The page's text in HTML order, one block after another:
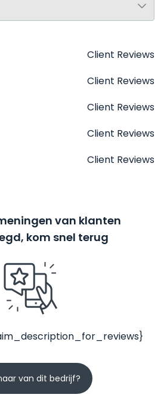
Client Reviews
Client Reviews
Client Reviews
Client Reviews
Client Reviews
van klanten
kom snel terug
van dit bedrijf?